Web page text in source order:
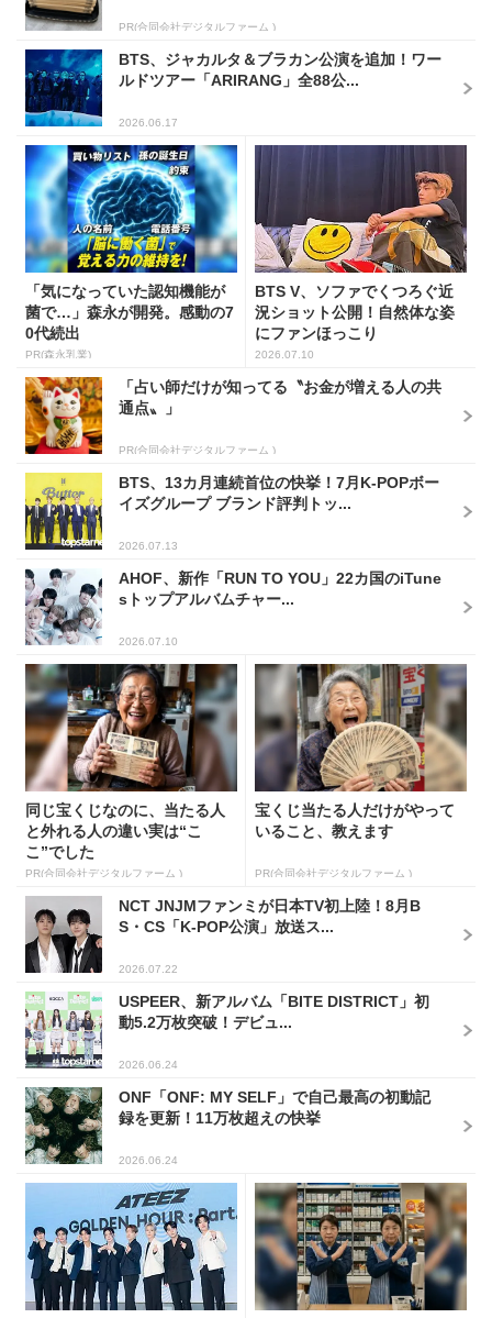
PR(合同会社デジタルファーム )
BTS、ジャカルタ＆ブラカン公演を追加！ワー
ルドツアー「ARIRANG」全88公...
2026.06.17
「気になっていた認知機能が
菌で…」森永が開発。感動の7
0代続出
PR(森永乳業)
BTS V、ソファでくつろぐ近
況ショット公開！自然体な姿
にファンほっこり
2026.07.10
「占い師だけが知ってる〝お金が増える人の共
通点〟」
PR(合同会社デジタルファーム )
BTS、13カ月連続首位の快挙！7月K-POPボー
イズグループ ブランド評判トッ...
2026.07.13
AHOF、新作「RUN TO YOU」22カ国のiTune
sトップアルバムチャー...
2026.07.10
同じ宝くじなのに、当たる人
と外れる人の違い実は“こ
こ”でした
PR(合同会社デジタルファーム )
宝くじ当たる人だけがやって
いること、教えます
PR(合同会社デジタルファーム )
NCT JNJMファンミが日本TV初上陸！8月B
S・CS「K-POP公演」放送ス...
2026.07.22
USPEER、新アルバム「BITE DISTRICT」初
動5.2万枚突破！デビュ...
2026.06.24
ONF「ONF: MY SELF」で自己最高の初動記
録を更新！11万枚超えの快挙
2026.06.24